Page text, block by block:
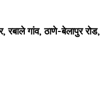
गांव, ठाणे-बेलापुर रोड,